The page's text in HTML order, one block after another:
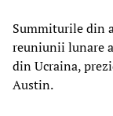
Summiturile din
reuniunii lunare
din Ucraina,
Austin.